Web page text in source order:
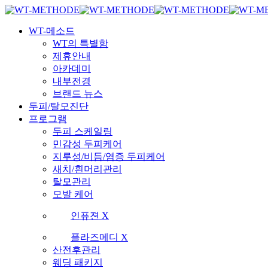
국내 최초 두피케어 브랜드 WT
국내 최초 두피케어 브랜드 WT
Skip
main
Menu
WT-메소드
WT의 특별함
제휴안내
아카데미
내부전경
브랜드 뉴스
두피/탈모진단
프로그램
두피 스케일링
민감성 두피케어
지루성/비듬/염증 두피케어
새치/흰머리관리
탈모관리
모발 케어
인퓨젼 X
플라즈메디 X
산전후관리
웨딩 패키지